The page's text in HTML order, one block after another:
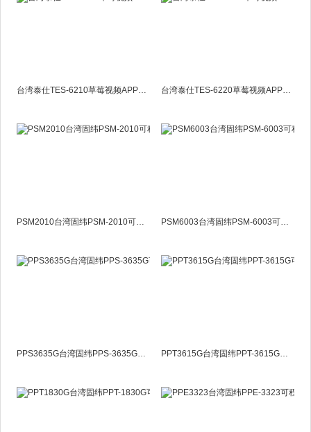
台湾泰仕TES-6210草莓视频APP色板TES-6210上海 台湾泰仕TES-6220草莓视频APP色板TES6220上海
PSM2010台湾固纬PSM-2010可程式线性电源供应器 PSM6003台湾固纬PSM-6003可程式线性电源供应器
PPS3635G台湾固纬PPS-3635G可程式线性电源供应器 PPT3615G台湾固纬PPT-3615G可程式线性电源供应器